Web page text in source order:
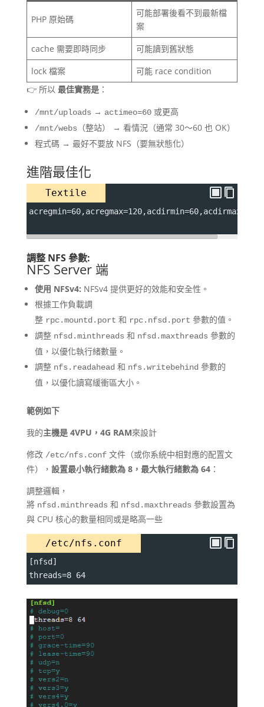
PHP 原始碼
可能部署後看不到最新檔
案
cache 需要即時同步
可能讀到舊狀態
lock 檔案
可能 race condition
👉 所以 最佳實務是：
/mnt/uploads → actimeo=60或更高
/mnt/webs
（整站） → 看情況（通常 30～60 也 OK）
程式碼 → 最好不要放 NFS（要無狀態化）
進階最佳化
Textile
acregmin=60,acregmax=120,acdirmin=60,acdirmax=120
調整 NFS 參數:
NFS Server 端
使用 NFSv4: NFSv4 提供更好的效能和安全性。
根據工作負載調
整 rpc.mountd.port 和 rpc.nfsd.port 參數的值。
調整 nfsd.minthreads 和 nfsd.maxthreads 參數的
值，以優化執行緒數量。
調整 nfs.readahead 和 nfs.writebehind 參數的
值，以優化讀寫緩衝區大小。
範例如下
我的主機是 4VPU，4G RAM來設計
修改 /etc/nfs.conf文件（或你系統中相對應的配置文
件）， 設置最小執行緒數為 8，最大執行緒數為 64：
調整邏輯，
將 nfsd.minthreads 和 nfsd.maxthreads 參數設置為
與 CPU 核心的數量相同或是略高一些
/etc/nfs.conf
[nfsd]
threads=8 64